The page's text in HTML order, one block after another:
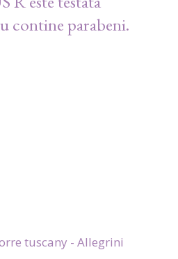
contine parabeni.